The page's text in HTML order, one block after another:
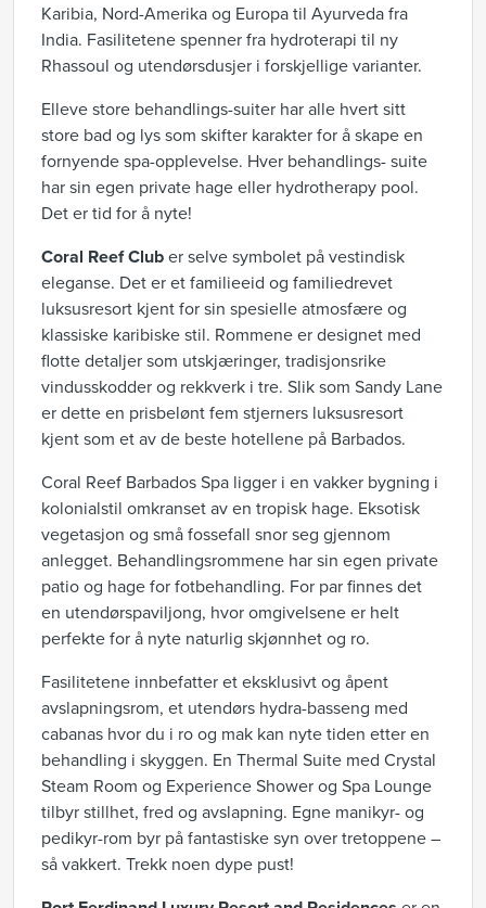
Karibia, Nord-Amerika og Europa til Ayurveda fra
India. Fasilitetene spenner fra hydroterapi til ny
Rhassoul og utendørsdusjer i forskjellige varianter.
Elleve store behandlings-suiter har alle hvert sitt
store bad og lys som skifter karakter for å skape en
fornyende spa-opplevelse. Hver behandlings- suite
har sin egen private hage eller hydrotherapy pool.
Det er tid for å nyte!
Coral Reef Club er selve symbolet på vestindisk
eleganse. Det er et familieeid og familiedrevet
luksusresort kjent for sin spesielle atmosfære og
klassiske karibiske stil. Rommene er designet med
flotte detaljer som utskjæringer, tradisjonsrike
vindusskodder og rekkverk i tre. Slik som Sandy Lane
er dette en prisbelønt fem stjerners luksusresort
kjent som et av de beste hotellene på Barbados.
Coral Reef Barbados Spa ligger i en vakker bygning i
kolonialstil omkranset av en tropisk hage. Eksotisk
vegetasjon og små fossefall snor seg gjennom
anlegget. Behandlingsrommene har sin egen private
patio og hage for fotbehandling. For par finnes det
en utendørspaviljong, hvor omgivelsene er helt
perfekte for å nyte naturlig skjønnhet og ro.
Fasilitetene innbefatter et eksklusivt og åpent
avslapningsrom, et utendørs hydra-basseng med
cabanas hvor du i ro og mak kan nyte tiden etter en
behandling i skyggen. En Thermal Suite med Crystal
Steam Room og Experience Shower og Spa Lounge
tilbyr stillhet, fred og avslapning. Egne manikyr- og
pedikyr-rom byr på fantastiske syn over tretoppene –
så vakkert. Trekk noen dype pust!